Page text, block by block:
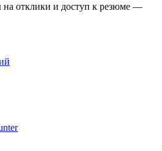
на отклики и доступ к резюме —